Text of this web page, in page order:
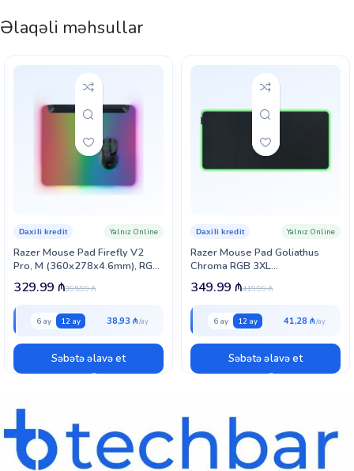
seçimdir. Əlverişli ölçüləri sayəsində, geniş iş sahəsi təmin edərək
oyun nöqtəyinizə rahatca yerləşdirə bilərsiniz.
uzunömürlülüyü təmin edir. Ətraflıq vurğulanan tərəzlər sayəsində,
masanızda sabit bir şekildə durur və rahat istifadə imkanı yaradır. Bu
məhsul, sürətli və dəqiq reaksiyalar üçün optimal yüzey təmin edir.
2E GAMING Mouse Pad PRO Speed D04 XL, rəngli dizaynı ilə də gözəl
bir görünüşə malikdir. Multirengli seçimlər sayəsində, mənzərənizi
zənginləşdirərək iş stolunuzun və ya oyun məkanınızın tərzi ilə
Bu məhsul, 2E brendinin keyfiyyət standartlarına uyğun şəkildə
hazırlanmışdır.
Əlaqəli məhsullar
Razer Mouse Pad Firefly V2
Pro, M (360x278x4.6mm), RGB,
black (RZ02-04920100-R3M1)
Daxili kredit Yalnız Online
395.99₼
329.99 ₼
6 ay 12 ay 38,93 ₼
Səbətə əlavə et
Razer Mouse Pad Goliathus
Chroma RGB 3XL
(1200x550x4mm), black
(RZ02-02500700-R3M1)
Daxili kredit Yalnız Online
419.99₼
349.99 ₼
6 ay 12 ay 41,28 ₼
Səbətə əlavə et